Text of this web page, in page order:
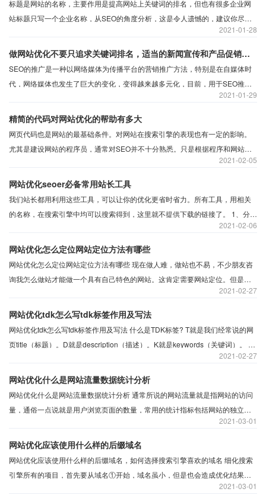
01-28
2021
标题是网站的名称，主要作用是提高网站上关键词的排名，但也有很多企业网
站标题只写一个企业名称，从SEO的角度分析，这是令人遗憾的，建议你尽量
把网站的重要关键词放在开头，企业名称放在结束，例如，当你想进行关键字
优化时，你可以将标题设置为SEO优化
01-29
2021
做网站优化不要只追求关键词排名，适当的新闻宣传和产品促销也是十分有必要的
SEO的推广是一种以网络媒体为传播平台的营销推广方法，特别是在自媒体时
代，网络媒体也发生了巨大的变化，变得越来越多元化，目前，用于SEO推广
的比较流行的网络媒体有论坛、博客、微博、微信、SNS、Twitter、Facebook
等，由于很多人对SEO的推广了解太多，推广效果大大降低。
02-05
2021
精简的代码对网站优化的帮助有多大
网页代码也是网站的最基础条件。对网站在搜索引擎的表现也有一定的影响。
尤其是建设网站的程序员，通常对SEO并不十分熟悉。只是根据程序和网站的
的代码。
02-06
2021
网站优化seoer必备常用站长工具
我们站长都用利用这些工具，可以让你的优化更省时省力。所有工具，用相关
的名称，在搜索引擎中均可以搜索得到，这里就不提供下载的链接了。 1、分析
名跟踪，另外，最给力的作用的就是分析关键字的竞争程度，包括获得搜索引
02-27
2021
网站优化怎么定位网站定位方法有哪些
网站优化怎么定位网站定位方法有哪些 ​现在做人难，做站也不易，不少朋友咨
询我怎么做站才能做一个具有自己特色的网站。这肯定需要网站定位。但是网
的发展方向，有了目标和方向后。再根据自身的资源能力进行分析操作。
02-27
2021
网站优化tdk怎么写tdk标签作用及写法
网站优化tdk怎么写tdk标签作用及写法 什么是TDK标签? ​T就是我们经常说的网
页title（标题）。D就是description（描述）。K就是keywords（关键词）。 ​
①title即我们搜索关键字时显示出来的标题，也显示在浏览器上框。一般方便用
户了解这个页面的内容，而在搜索引擎来说，这里就是他们判定你网页内容的
03-01
2021
网站优化什么是网站流量数据统计分析
网站优化什么是网站流量数据统计分析 通常所说的网站流量就是指网站的访问
量，通俗一点说就是用户浏览页面的数量，常用的统计指标包括网站的独立用
户数量、用户在网站的平均停留时间等，常用网站流量统计指标包括网站独立
用户数量、总用户数量
03-01
2021
网站优化应该使用什么样的后缀域名
网站优化应该使用什么样的后缀域名，如何选择搜索引擎喜欢的域名 细化搜索
引擎所有的项目，首先要从域名①开始，域名虽小，但是也会造成优化结果的
干差万别，域名的后缀、长短以及拼写不同，都会带来不同的结果。